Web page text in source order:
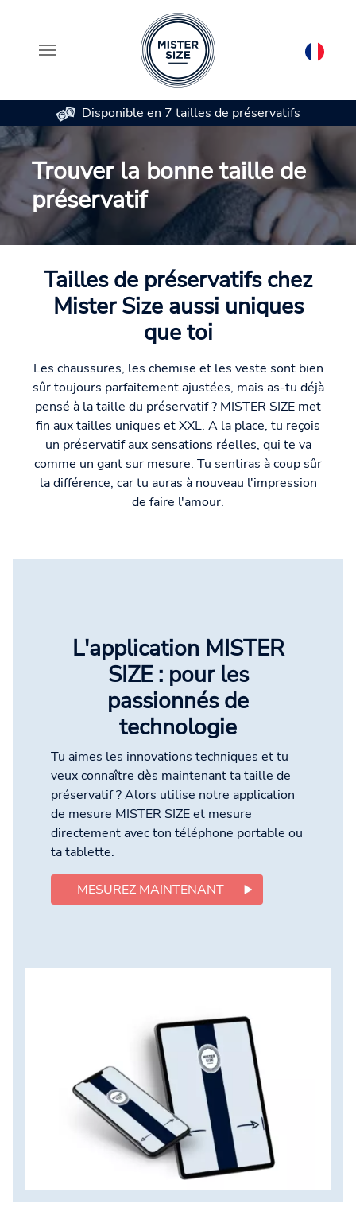
Aller au contenu principal
Disponible en 7 tailles de préservatifs
Trouver la bonne taille de
préservatif
Tailles de préservatifs chez
Mister Size aussi uniques
que toi
Les chaussures, les chemise et les veste sont bien
sûr toujours parfaitement ajustées, mais as-tu déjà
pensé à la taille du préservatif ? MISTER SIZE met
fin aux tailles uniques et XXL. A la place, tu reçois
un préservatif aux sensations réelles, qui te va
comme un gant sur mesure. Tu sentiras à coup sûr
la différence, car tu auras à nouveau l'impression
de faire l'amour.
L'application MISTER
SIZE : pour les
passionnés de
technologie
Tu aimes les innovations techniques et tu
veux connaître dès maintenant ta taille de
préservatif ? Alors utilise notre application
de mesure MISTER SIZE et mesure
directement avec ton téléphone portable ou
ta tablette.
MESUREZ MAINTENANT